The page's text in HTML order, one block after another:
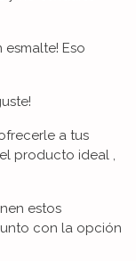
Eso
a tus
producto ideal ,
estos
con la opción